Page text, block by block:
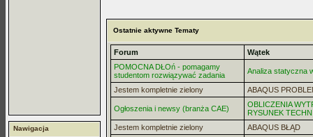
Nawigacja
Ostatnie aktywne Tematy
Forum
Wątek
POMOCNA DŁOń - pomagamy
studentom rozwiązywać zadania
Analiza statyczna
Jestem kompletnie zielony ABAQUS
Ogłoszenia i newsy (branża CAE)
OBLICZENIA
RYSUNEK
Jestem kompletnie zielony
ABAQUS BŁĄD